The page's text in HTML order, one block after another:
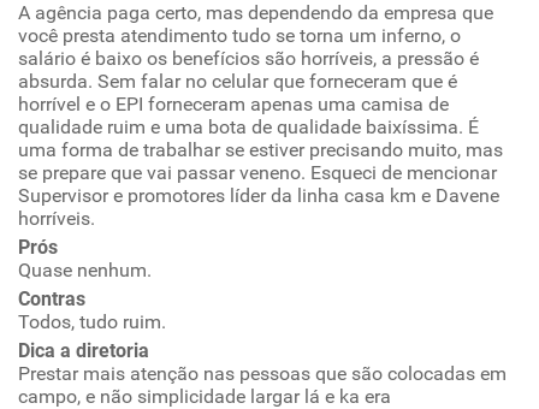
Oportunidade de promoção
Ambiente de trabalho
Conciliação com a vida familiar
Benefícios
Não recomenda a diretoria
A agência paga certo, mas dependendo da empresa que
você presta atendimento tudo se torna um inferno, o
salário é baixo os benefícios são horríveis, a pressão é
absurda. Sem falar no celular que forneceram que é
horrível e o EPI forneceram apenas uma camisa de
qualidade ruim e uma bota de qualidade baixíssima. É
uma forma de trabalhar se estiver precisando muito, mas
se prepare que vai passar veneno. Esqueci de mencionar
Supervisor e promotores líder da linha casa km e Davene
horríveis.
Prós
Quase nenhum.
Contras
Todos, tudo ruim.
Dica a diretoria
Prestar mais atenção nas pessoas que são colocadas em
campo, e não simplicidade largar lá e ka era